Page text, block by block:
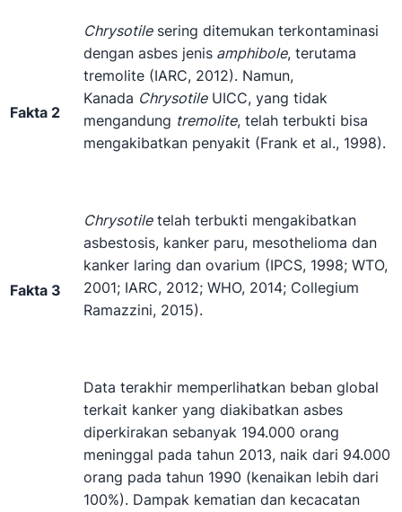
Fakta 2
Chrysotilesering ditemukan terkontaminasi
dengan asbes jenis amphibole, terutama
tremolite (IARC, 2012). Namun,
Kanada ChrysotileUICC, yang tidak
mengandung tremolite, telah terbukti bisa
mengakibatkan penyakit (Frank et al., 1998).
Fakta 3
Chrysotiletelah terbukti mengakibatkan
asbestosis, kanker paru, mesothelioma dan
kanker laring dan ovarium (IPCS, 1998; WTO,
2001; IARC, 2012; WHO, 2014; Collegium
Ramazzini, 2015).
Data terakhir memperlihatkan beban global
terkait kanker yang diakibatkan asbes
diperkirakan sebanyak 194.000 orang
meninggal pada tahun 2013, naik dari 94.000
orang pada tahun 1990 (kenaikan lebih dari
100%). Dampak kematian dan kecacatan